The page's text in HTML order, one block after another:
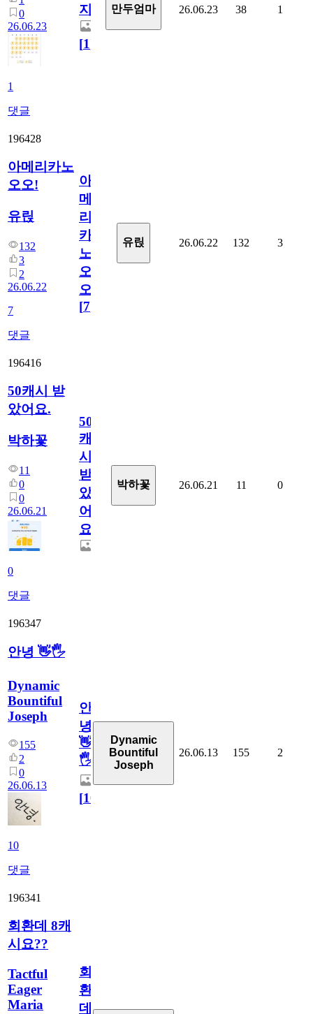
0
26.06.23
1
댓글
지.
[1]
만두엄마 26.06.23 38 1
196428
아메리카노
오오!
유릱
132
3
2
26.06.22
7
댓글
아
메
리
카
노
오
오!
[7]
유릱 26.06.22 132 3
196416
50캐시 받
았어요.
박하꽃
11
0
0
26.06.21
0
댓글
50
캐
시
받
았
어
요.
박하꽃 26.06.21 11 0
196347
안녕 👋🖐
Dynamic
Bountiful
Joseph
155
2
0
26.06.13
10
댓글
안
녕
👋
🖐
[10
Dynamic
Bountiful
Joseph
26.06.13 155 2
196341
회환데 8캐
시요??
Tactful
Eager
Maria
회
환
데